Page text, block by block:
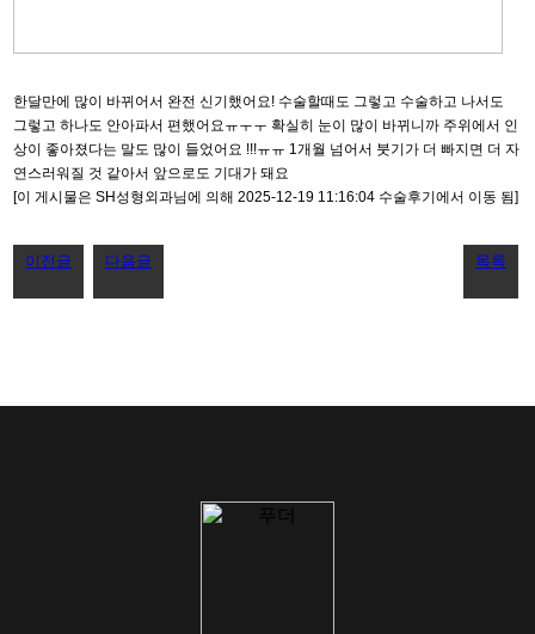
한달만에 많이 바뀌어서 완전 신기했어요! 수술할때도 그렇고 수술하고 나서도
그렇고 하나도 안아파서 편했어요ㅠㅜㅜ 확실히 눈이 많이 바뀌니까 주위에서 인
상이 좋아졌다는 말도 많이 들었어요 !!!ㅠㅠ 1개월 넘어서 붓기가 더 빠지면 더 자
연스러워질 것 같아서 앞으로도 기대가 돼요
[이 게시물은 SH성형외과님에 의해 2025-12-19 11:16:04 수술후기에서 이동 됨]
이전글 다음글 목록